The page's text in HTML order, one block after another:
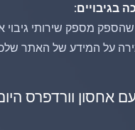
בגיבויים:
שהספק מספק שירותי גיבוי
על המידע של האתר
אחסון וורדפרס